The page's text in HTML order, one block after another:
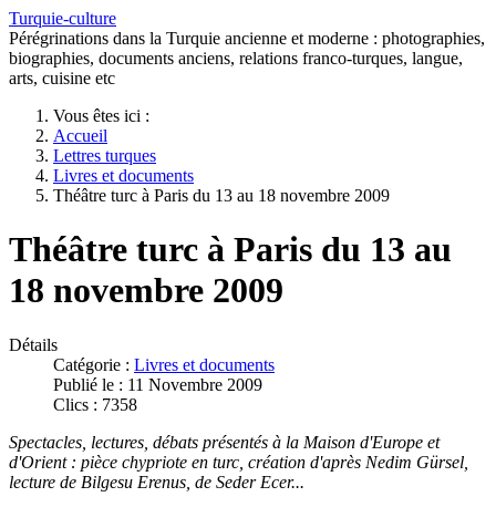
Turquie-culture
Pérégrinations dans la Turquie ancienne et moderne : photographies,
biographies, documents anciens, relations franco-turques, langue,
arts, cuisine etc
Vous êtes ici :
Accueil
Lettres turques
Livres et documents
Théâtre turc à Paris du 13 au 18 novembre 2009
Théâtre turc à Paris du 13 au
18 novembre 2009
Détails
Catégorie : Livres et documents
Publié le : 11 Novembre 2009
Clics : 7358
Spectacles, lectures, débats présentés à la Maison d'Europe et
d'Orient : pièce chypriote en turc, création d'après Nedim Gürsel,
lecture de Bilgesu Erenus, de Seder Ecer...